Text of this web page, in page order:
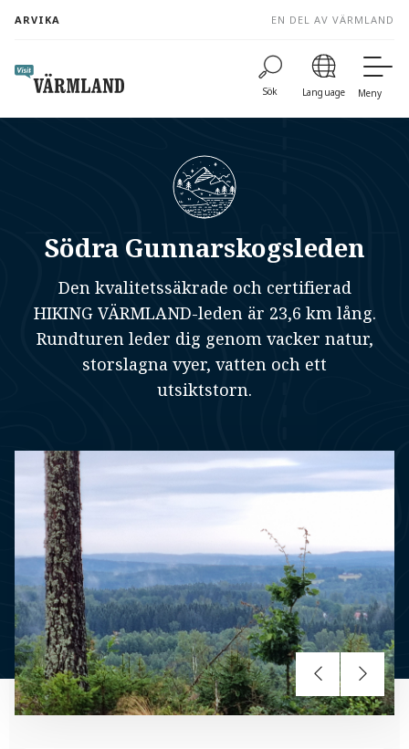
content
ARVIKA EN DEL AV VÄRMLAND
Sök Language Meny
Södra Gunnarskogsleden
Den kvalitetssäkrade och certifierad
HIKING VÄRMLAND-leden är 23,6 km lång.
Rundturen leder dig genom vacker natur,
storslagna vyer, vatten och ett
utsiktstorn.